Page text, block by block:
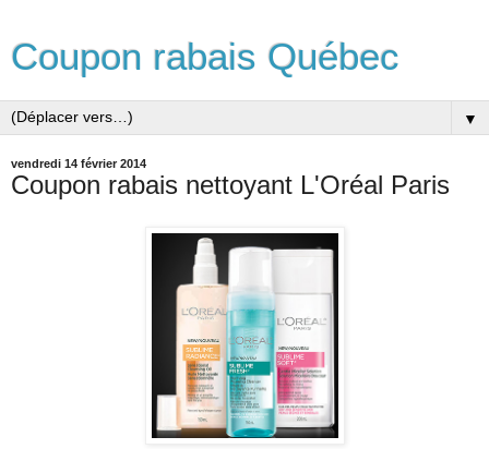
Coupon rabais Québec
▼
vendredi 14 février 2014
Coupon rabais nettoyant L'Oréal Paris